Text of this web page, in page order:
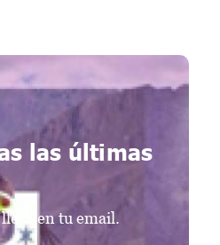
las últimas
en tu email.